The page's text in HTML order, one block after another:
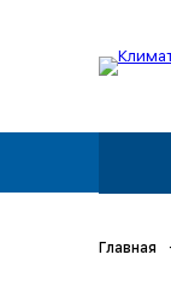
Главная